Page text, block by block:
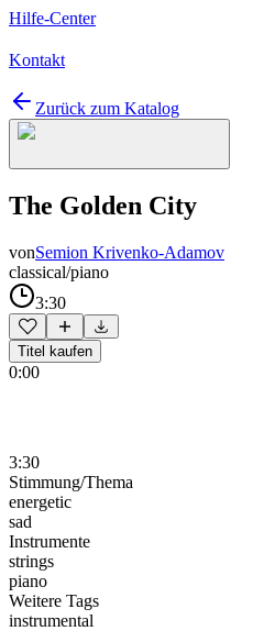
Hilfe-Center
Kontakt
Zurück zum Katalog
The Golden City
vonSemion Krivenko-Adamov
classical/piano
3:30
Titel kaufen
0:00
3:30
Stimmung/Thema
energetic
sad
Instrumente
strings
piano
Weitere Tags
instrumental